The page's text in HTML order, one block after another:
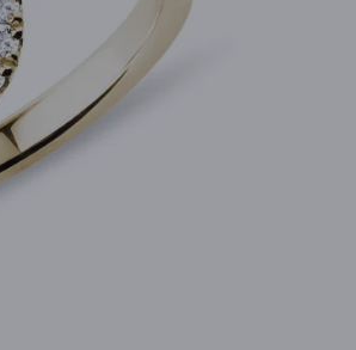
DESIGNSETS
HALSKETTEN
SCHMUCK
VRSTVENÍ
DIE MUTTER